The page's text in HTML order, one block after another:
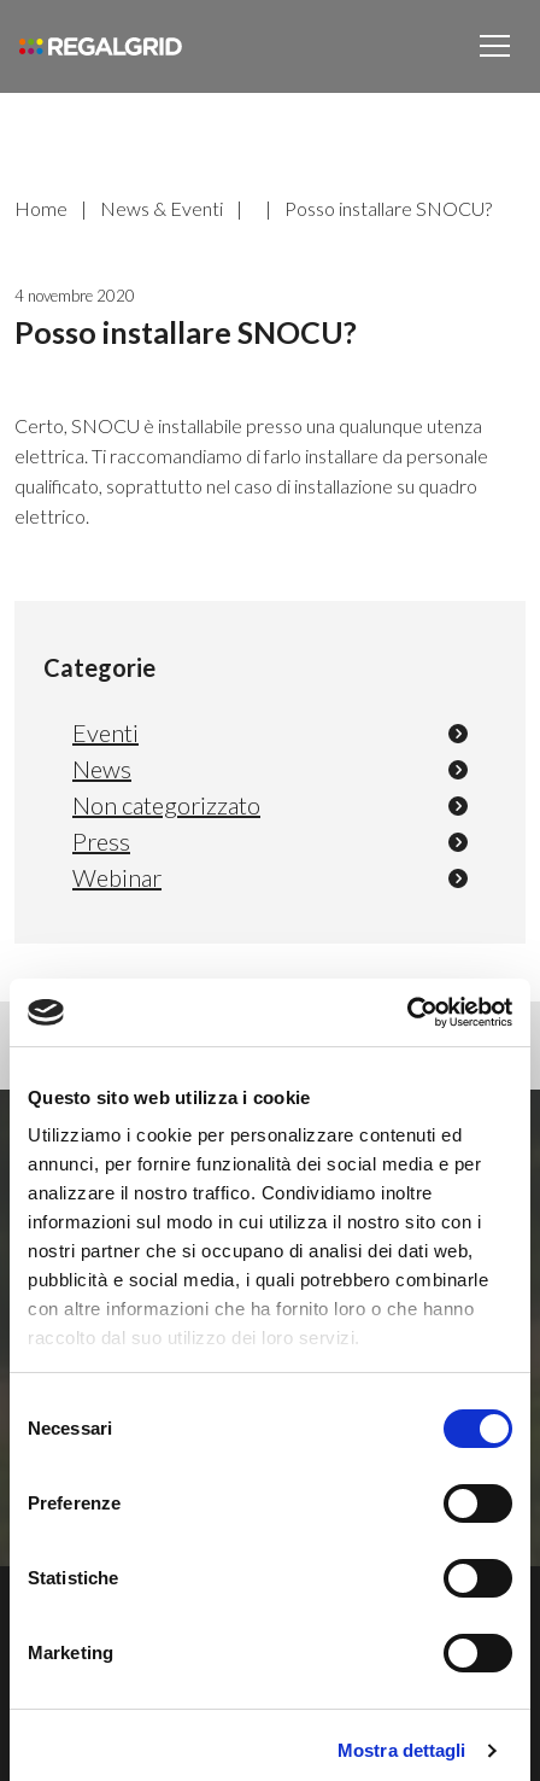
Questo sito web utilizza i cookie
Utilizziamo i cookie per personalizzare contenuti ed
annunci, per fornire funzionalità dei social media e per
analizzare il nostro traffico. Condividiamo inoltre
informazioni sul modo in cui utilizza il nostro sito con i
nostri partner che si occupano di analisi dei dati web,
pubblicità e social media, i quali potrebbero combinarle
con altre informazioni che ha fornito loro o che hanno
raccolto dal suo utilizzo dei loro servizi.
delNecessari
Preferenze
Statistiche
Marketing
Mostra dettagli
Home | News & Eventi | | Posso installare SNOCU?
4 novembre 2020
Posso installare SNOCU?
Certo, SNOCU è installabile presso una qualunque utenza
elettrica. Ti raccomandiamo di farlo installare da personale
qualificato, soprattutto nel caso di installazione su quadro
elettrico.
Categorie
Eventi
News
Non categorizzato
Press
Webinar
Entra ora nel mondo
delle Smart Home e
delle Comunità
Energetiche
Rinnovabili
Contattaci
Regalgrid Europe Srl
innovativo con sede a Treviso, nato